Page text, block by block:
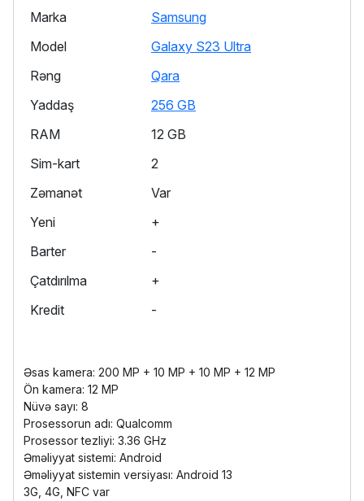
Marka
Samsung
Model
Galaxy S23 Ultra
Rəng
Qara
Yaddaş
256 GB
RAM
12 GB
Sim-kart
2
Zəmanət
Var
Yeni
+
Barter
-
Çatdırılma
+
Kredit
-
Əsas kamera: 200 MP + 10 MP + 10 MP + 12 MP
Ön kamera: 12 MP
Nüvə sayı: 8
Prosessorun adı: Qualcomm
Prosessor tezliyi: 3.36 GHz
Əməliyyat sistemi: Android
Əməliyyat sistemin versiyası: Android 13
3G, 4G, NFC var